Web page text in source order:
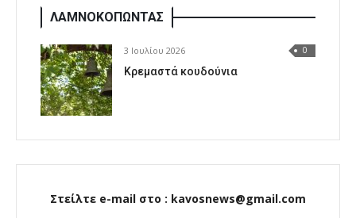
ΛΑΜΝΟΚΟΠΩΝΤΑΣ
3 Ιουλίου 2026 0
Κρεμαστά κουδούνια
Στείλτε e-mail στο : kavosnews@gmail.com